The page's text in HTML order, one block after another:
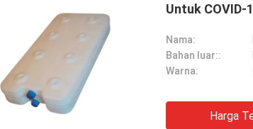
Untuk COVID-
Nama:
Bahan luar::
Warna:
Harga